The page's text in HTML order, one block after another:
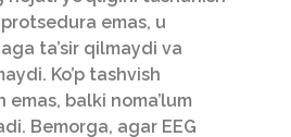
emas, u
ta’sir qilmaydi va
Ko’p tashvish
balki noma’lum
Bemorga, agar EEG